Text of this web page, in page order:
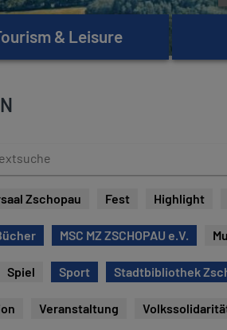
& Leisure
Zschopau Fest Highlight
MSC MZ ZSCHOPAU e.V.
Spiel Sport Stadtbibliothek
Veranstaltung